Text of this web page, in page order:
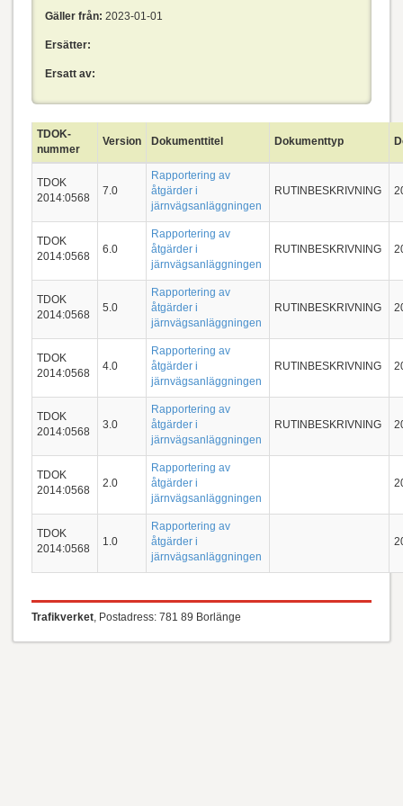
Gäller från: 2023-01-01
Ersätter:
Ersatt av:
TDOK-
nummer
Version Dokumenttitel Dokumenttyp
TDOK
2014:0568
7.0
Rapportering av
åtgärder i
järnvägsanläggningen
RUTINBESKRIVNING
TDOK
2014:0568
6.0
Rapportering av
åtgärder i
järnvägsanläggningen
RUTINBESKRIVNING
TDOK
2014:0568
5.0
Rapportering av
åtgärder i
järnvägsanläggningen
RUTINBESKRIVNING
TDOK
2014:0568
4.0
Rapportering av
åtgärder i
järnvägsanläggningen
RUTINBESKRIVNING
TDOK
2014:0568
3.0
Rapportering av
åtgärder i
järnvägsanläggningen
RUTINBESKRIVNING
TDOK
2014:0568
2.0
Rapportering av
åtgärder i
järnvägsanläggningen
TDOK
2014:0568
1.0
Rapportering av
åtgärder i
järnvägsanläggningen
Trafikverket, Postadress: 781 89 Borlänge